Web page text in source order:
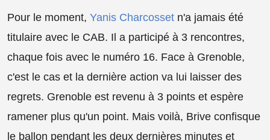
Pour le moment, Yanis Charcosset n'a jamais été
titulaire avec le CAB. Il a participé à 3 rencontres,
chaque fois avec le numéro 16. Face à Grenoble,
c'est le cas et la dernière action va lui laisser des
regrets. Grenoble est revenu à 3 points et espère
ramener plus qu'un point. Mais voilà, Brive confisque
le ballon pendant les deux dernières minutes et